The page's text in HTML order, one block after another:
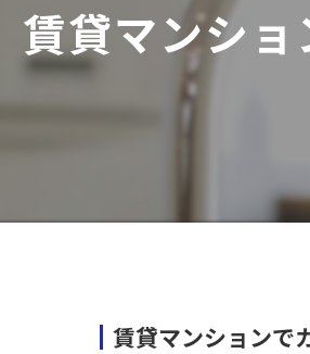
賃貸マンシ
賃貸マンションで